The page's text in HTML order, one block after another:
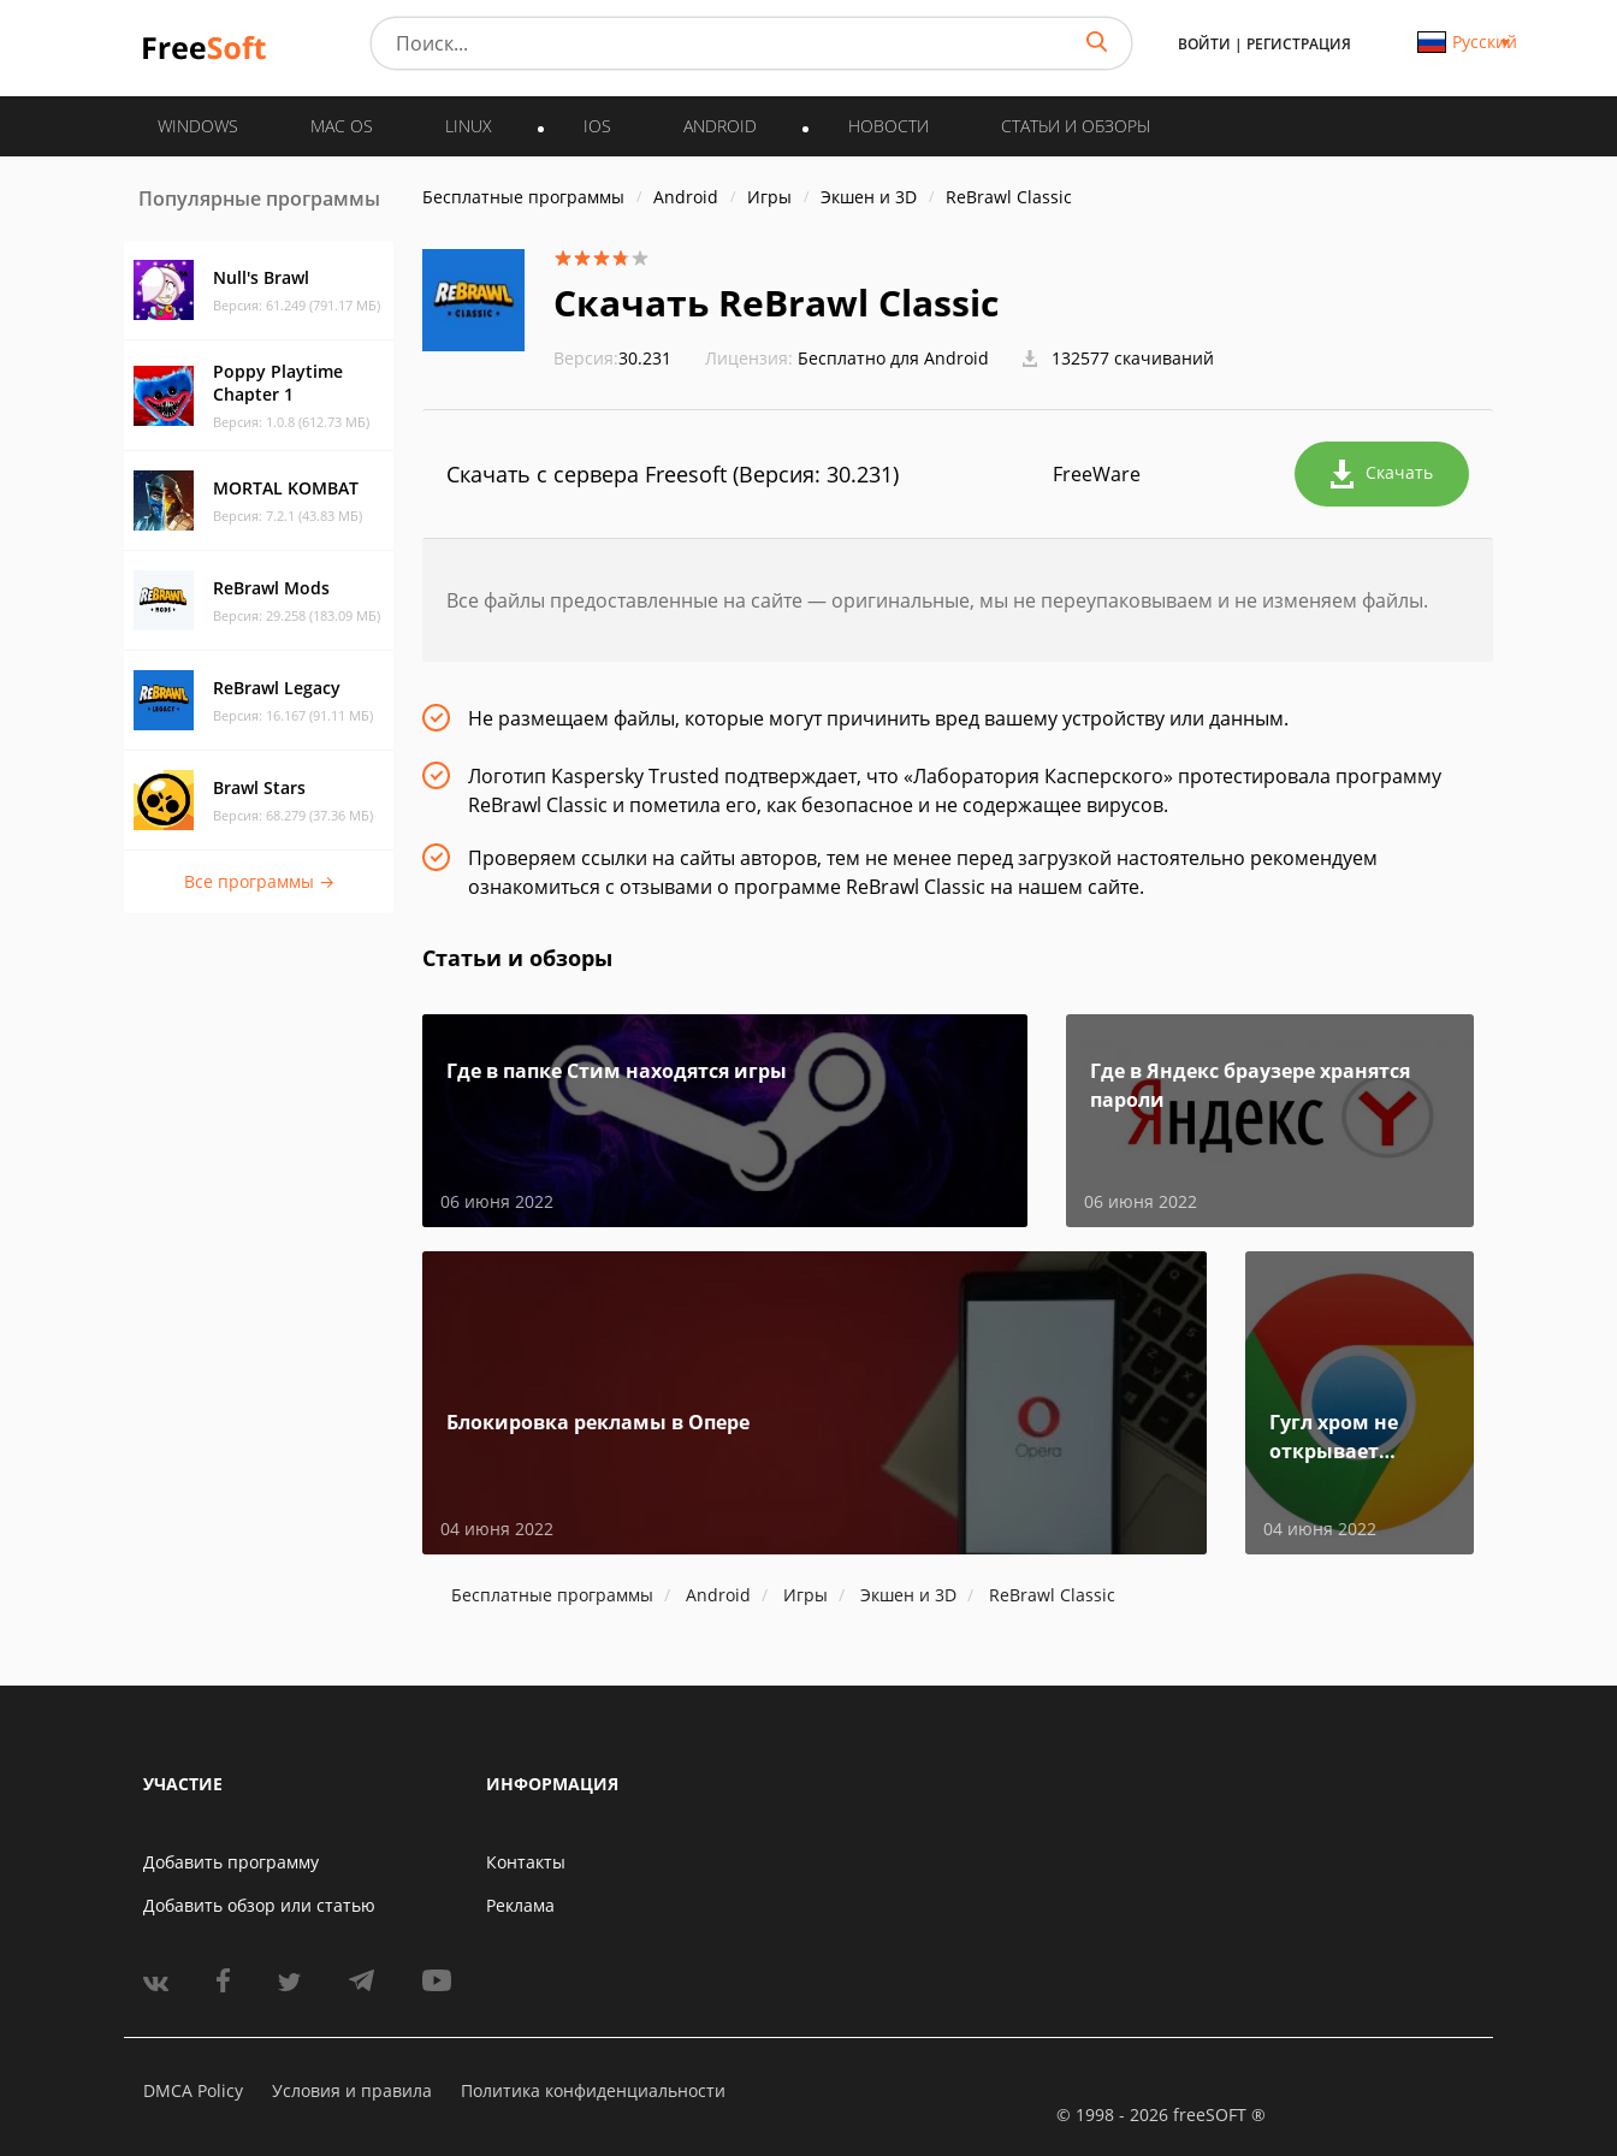
ВОЙТИ | РЕГИСТРАЦИЯ Русский
WINDOWS MAC OS LINUX IOS ANDROID НОВОСТИ СТАТЬИ И ОБЗОРЫ
Популярные программы
Null's Brawl
Версия: 61.249 (791.17 МБ)
Poppy Playtime
Chapter 1
Версия: 1.0.8 (612.73 МБ)
MORTAL KOMBAT
Версия: 7.2.1 (43.83 МБ)
ReBrawl Mods
Версия: 29.258 (183.09 МБ)
ReBrawl Legacy
Версия: 16.167 (91.11 МБ)
Brawl Stars
Версия: 68.279 (37.36 МБ)
Все программы →
Бесплатные программы Android Игры Экшен и 3D ReBrawl Classic
Скачать ReBrawl Classic
Версия:30.231 Лицензия: Бесплатно для Android 132577 скачиваний
Скачать с сервера Freesoft (Версия: 30.231) FreeWare Скачать
Все файлы предоставленные на сайте — оригинальные, мы не переупаковываем и не изменяем файлы.
Не размещаем файлы, которые могут причинить вред вашему устройству или данным.
Логотип Kaspersky Trusted подтверждает, что «Лаборатория Касперского» протестировала программу
ReBrawl Classic и пометила его, как безопасное и не содержащее вирусов.
Проверяем ссылки на сайты авторов, тем не менее перед загрузкой настоятельно рекомендуем
ознакомиться с отзывами о программе ReBrawl Classic на нашем сайте.
Статьи и обзоры
Где в папке Стим находятся игры
06 июня 2022
Где в Яндекс браузере хранятся
пароли
06 июня 2022
Блокировка рекламы в Опере
04 июня 2022
Гугл хром не
открывает
04 июня 2022
Бесплатные программы Android Игры Экшен и 3D ReBrawl Classic
УЧАСТИЕ
Добавить программу
Добавить обзор или статью
ИНФОРМАЦИЯ
Контакты
Реклама
DMCA Policy Условия и правила
Политика конфиденциальности
© 1998 - 2026 freeSOFT ®